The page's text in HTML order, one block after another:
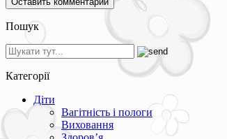
Пошук
Категорії
Діти
Вагітність і пологи
Виховання